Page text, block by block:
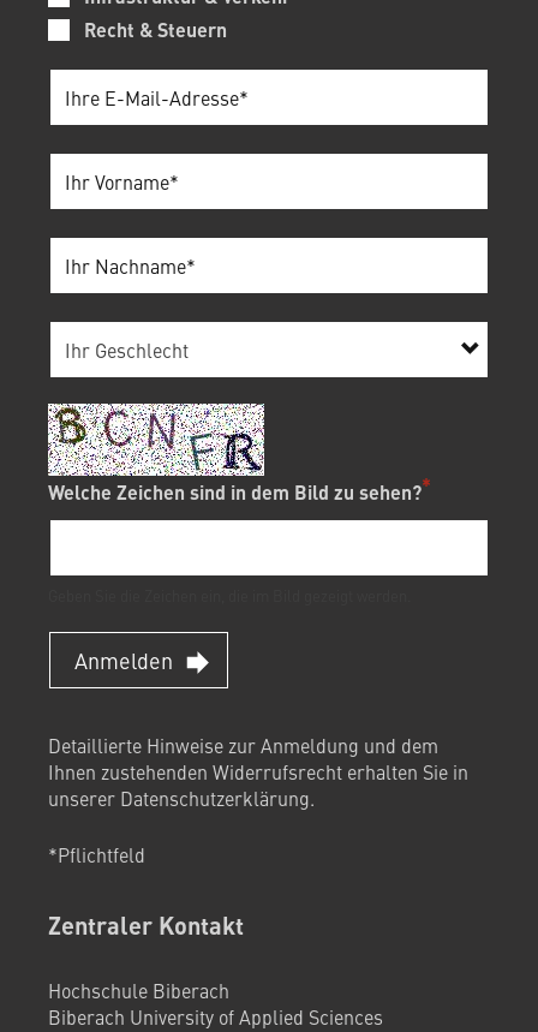
Recht & Steuern
Welche Zeichen sind in dem Bild zu sehen?
Anmelden
Detaillierte Hinweise zur Anmeldung und dem
Ihnen zustehenden Widerrufsrecht erhalten Sie in
unserer Datenschutzerklärung.
*Pflichtfeld
Zentraler Kontakt
Hochschule Biberach
Biberach University of Applied Sciences